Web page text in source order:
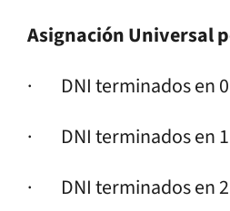
Asignación Universal
· DNI terminados en
· DNI terminados en
· DNI terminados en